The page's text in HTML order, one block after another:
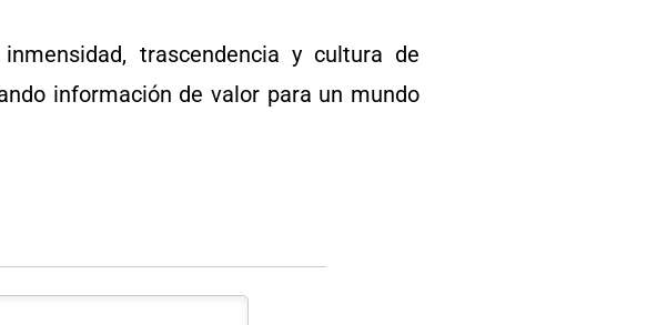
trascendencia y cultura de
información de valor para un mundo